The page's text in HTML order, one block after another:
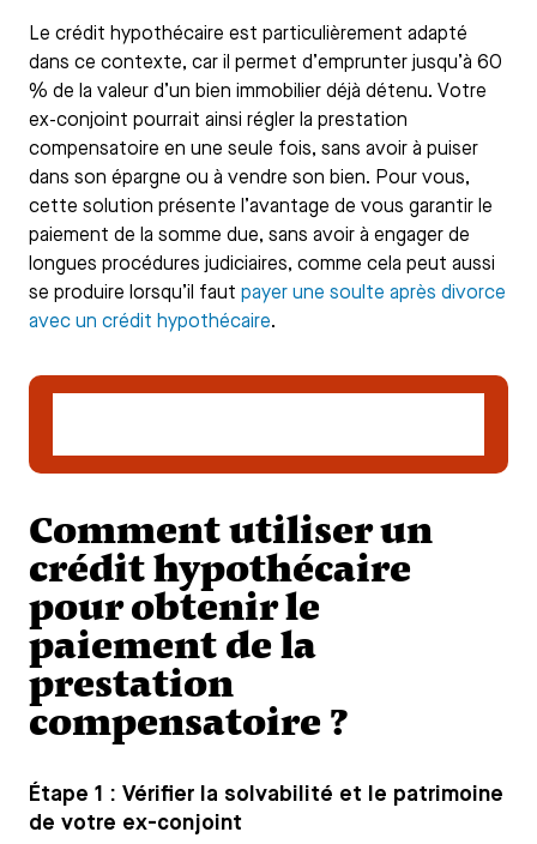
Le crédit hypothécaire est particulièrement adapté
dans ce contexte, car il permet d’emprunter jusqu’à 60
% de la valeur d’un bien immobilier déjà détenu. Votre
ex-conjoint pourrait ainsi régler la prestation
compensatoire en une seule fois, sans avoir à puiser
dans son épargne ou à vendre son bien. Pour vous,
cette solution présente l’avantage de vous garantir le
paiement de la somme due, sans avoir à engager de
longues procédures judiciaires, comme cela peut aussi
se produire lorsqu’il faut payer une soulte après divorce
avec un crédit hypothécaire.
Comment utiliser un
crédit hypothécaire
pour obtenir le
paiement de la
prestation
compensatoire ?
Étape 1 : Vérifier la solvabilité et le patrimoine
de votre ex-conjoint